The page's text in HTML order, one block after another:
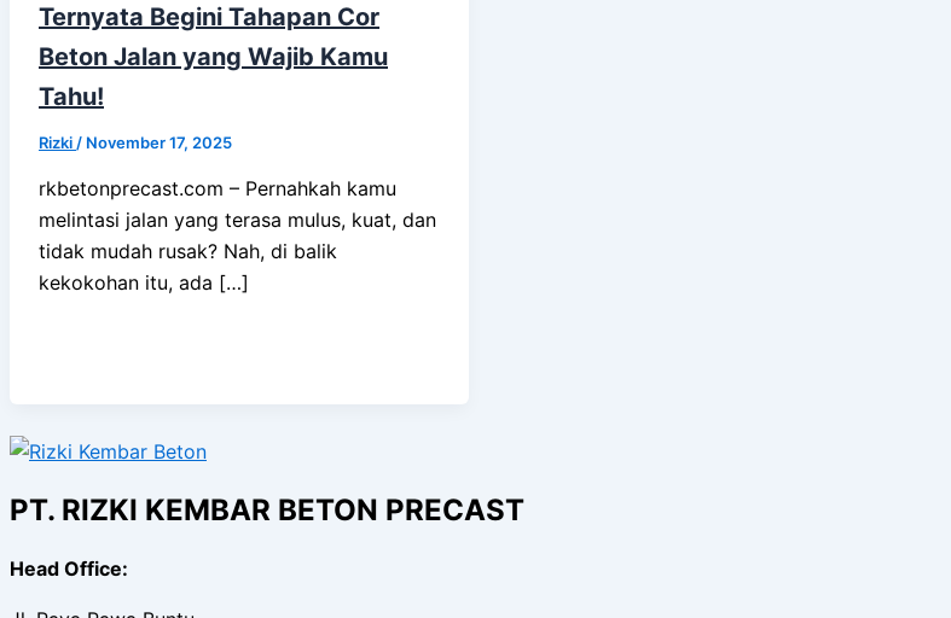
Ternyata Begini Tahapan Cor
Beton Jalan yang Wajib Kamu
Tahu!
Rizki / November 17, 2025
rkbetonprecast.com – Pernahkah kamu
melintasi jalan yang terasa mulus, kuat, dan
tidak mudah rusak? Nah, di balik
kekokohan itu, ada […]
PT. RIZKI KEMBAR BETON PRECAST
Head Office: